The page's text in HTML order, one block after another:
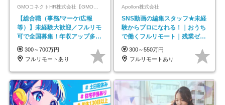
GMOコネクトHR株式会社【GMOインターネットグループ】
【総合職（事務/マーケ/広報
等）】未経験大歓迎／フルリモ
可で全国募集！年収アップ多数
★年休最大130日★
300～700万円
フルリモートあり
Apollon株式会社
SNS動画の編集スタッフ★未経
験からプロになれる！｜おうち
で働くフルリモート｜残業ゼロ
で18時退勤◎
300～550万円
フルリモートあり